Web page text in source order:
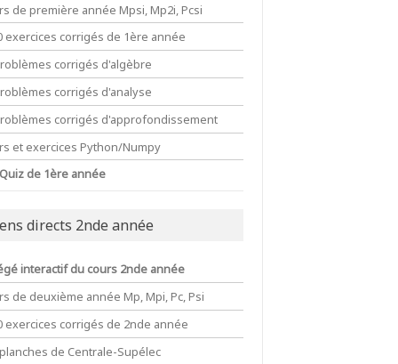
de première année Mpsi, Mp2i, Pcsi
exercices corrigés de 1ère année
corrigés d'algèbre
corrigés d'analyse
corrigés d'approfondissement
et exercices Python/Numpy
de 1ère année
directs 2nde année
interactif du cours 2nde année
de deuxième année Mp, Mpi, Pc, Psi
exercices corrigés de 2nde année
de Centrale-Supélec